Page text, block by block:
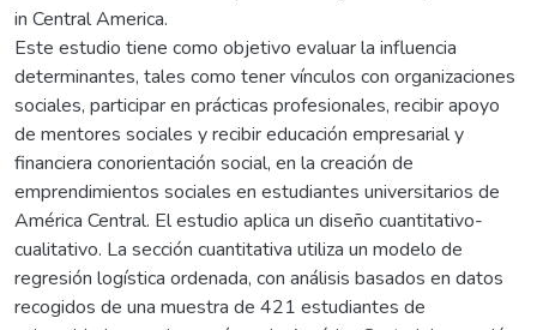
in Central America.
Este estudio tiene como objetivo evaluar la influencia
determinantes, tales como tener vínculos con organizaciones
sociales, participar en prácticas profesionales, recibir apoyo
de mentores sociales y recibir educación empresarial y
financiera conorientación social, en la creación de
emprendimientos sociales en estudiantes universitarios de
América Central. El estudio aplica un diseño cuantitativo-
cualitativo. La sección cuantitativa utiliza un modelo de
regresión logística ordenada, con análisis basados en datos
recogidos de una muestra de 421 estudiantes de